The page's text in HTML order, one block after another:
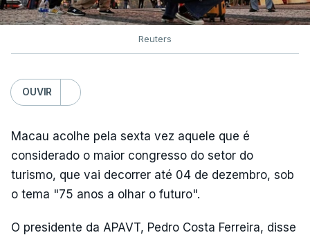
Reuters
OUVIR
Macau acolhe pela sexta vez aquele que é
considerado o maior congresso do setor do
turismo, que vai decorrer até 04 de dezembro, sob
o tema "75 anos a olhar o futuro".
O presidente da APAVT, Pedro Costa Ferreira, disse